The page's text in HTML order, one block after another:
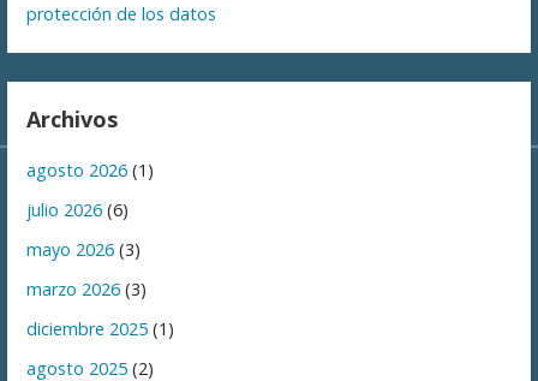
protección de los datos
Archivos
agosto 2026 (1)
julio 2026 (6)
mayo 2026 (3)
marzo 2026 (3)
diciembre 2025 (1)
agosto 2025 (2)